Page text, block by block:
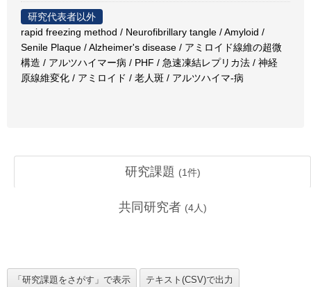
研究代表者以外
rapid freezing method / Neurofibrillary tangle / Amyloid /
Senile Plaque / Alzheimer's disease / アミロイド線維の超微
構造 / アルツハイマー病 / PHF / 急速凍結レプリカ法 / 神経
原線維変化 / アミロイド / 老人斑 / アルツハイマ-病
研究課題 (1件)
共同研究者 (4人)